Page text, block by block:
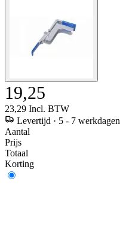
19,25
23,29 Incl. BTW
Levertijd · 5 - 7 werkdagen
Aantal
Prijs
Totaal
Korting